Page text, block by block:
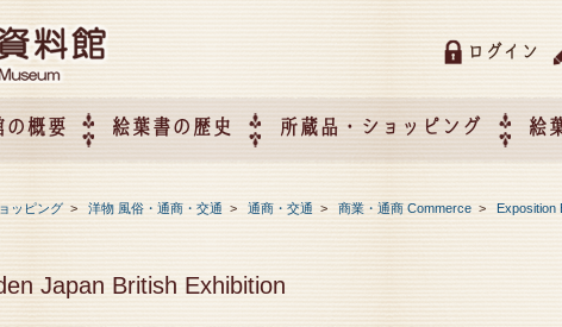
ログイン
の概要 絵葉書の歴史 所蔵品・ショッピング 絵
て
作
ッピング > 洋物 風俗・通商・交通 > 通商・交通 > 商業・通商 Commerce > Exposition
Japan British Exhibition